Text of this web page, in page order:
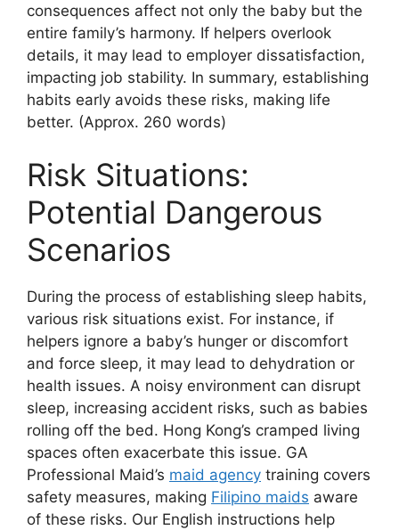
consequences affect not only the baby but the
entire family’s harmony. If helpers overlook
details, it may lead to employer dissatisfaction,
impacting job stability. In summary, establishing
habits early avoids these risks, making life
better. (Approx. 260 words)
Risk Situations:
Potential Dangerous
Scenarios
During the process of establishing sleep habits,
various risk situations exist. For instance, if
helpers ignore a baby’s hunger or discomfort
and force sleep, it may lead to dehydration or
health issues. A noisy environment can disrupt
sleep, increasing accident risks, such as babies
rolling off the bed. Hong Kong’s cramped living
spaces often exacerbate this issue. GA
Professional Maid’s maid agency training covers
safety measures, making Filipino maids aware
of these risks. Our English instructions help